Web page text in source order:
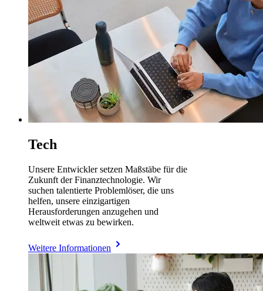
Tech
Unsere Entwickler setzen Maßstäbe für die
Zukunft der Finanztechnologie. Wir
suchen talentierte Problemlöser, die uns
helfen, unsere einzigartigen
Herausforderungen anzugehen und
weltweit etwas zu bewirken.
Weitere Informationen